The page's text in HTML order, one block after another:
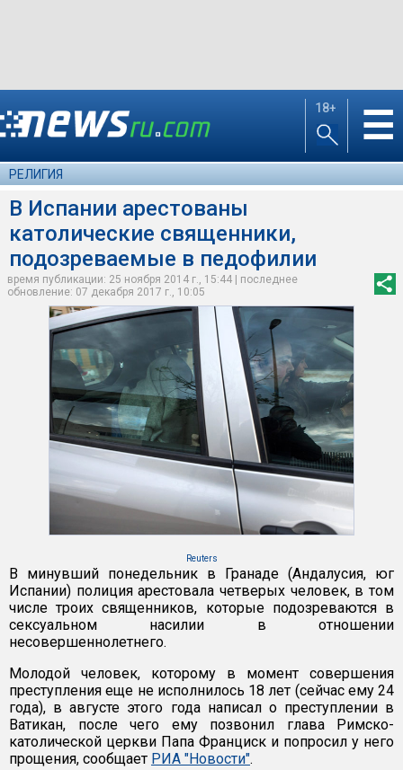
18+ ☰
РЕЛИГИЯ
В Испании арестованы
католические священники,
подозреваемые в педофилии
время публикации: 25 ноября 2014 г., 15:44 | последнее
обновление: 07 декабря 2017 г., 10:05
Reuters
В минувший понедельник в Гранаде (Андалусия, юг
Испании) полиция арестовала четверых человек, в том
числе троих священников, которые подозреваются в
сексуальном насилии в отношении
несовершеннолетнего.
Молодой человек, которому в момент совершения
преступления еще не исполнилось 18 лет (сейчас ему 24
года), в августе этого года написал о преступлении в
Ватикан, после чего ему позвонил глава Римско-
католической церкви Папа Франциск и попросил у него
прощения, сообщает РИА "Новости".